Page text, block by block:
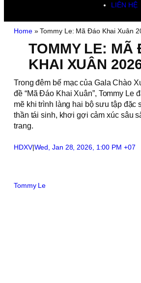
LIÊN HỆ
Home»Tommy Le: Mã Đáo Khai Xuân
TOMMY LE: MÃ
KHAI XUÂN
Trong đêm bế mạc của Gala Chào
đề “Mã Đáo Khai Xuân”, Tommy Le
mẽ khi trình làng hai bộ sưu tập đặc
thần tái sinh, khơi gợi cảm xúc sâu
trang.
HDXV|Wed, Jan 28, 2026, 1:00 PM +07
Tommy Le